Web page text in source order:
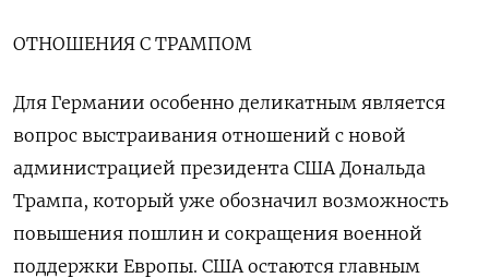
ОТНОШЕНИЯ С ТРАМПОМ
Для Германии особенно деликатным является
вопрос выстраивания отношений с новой
администрацией президента США Дональда
Трампа, который уже обозначил возможность
повышения пошлин и сокращения военной
поддержки Европы. США остаются главным